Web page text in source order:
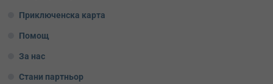
Приключенска карта
Помощ
За нас
Стани партньор